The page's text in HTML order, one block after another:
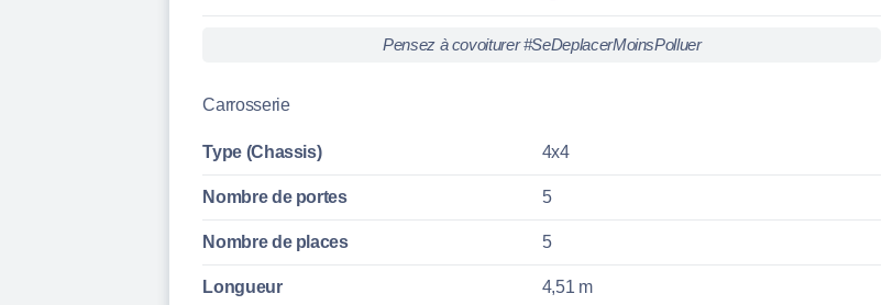
Pensez à covoiturer #SeDeplacerMoinsPolluer
Carrosserie
Type (Chassis) 4x4
Nombre de portes 5
Nombre de places 5
Longueur 4,51 m